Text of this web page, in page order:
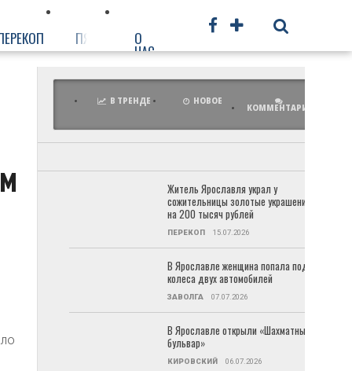
ПЯТЕРКА ФРУНЗЕНСКИЙ ПРОЧЕЕ
О
НАС
В ТРЕНДЕ НОВОЕ
КОММЕНТАРИИ
Житель Ярославля украл у
сожительницы золотые украшения
на 200 тысяч рублей
ПЕРЕКОП 15.07.2026
В Ярославле женщина попала под
колеса двух автомобилей
ЗАВОЛГА 07.07.2026
В Ярославле открыли «Шахматный
бульвар»
КИРОВСКИЙ 06.07.2026